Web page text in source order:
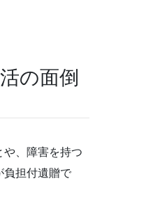
の面倒
や、障害を持つ
負担付遺贈で